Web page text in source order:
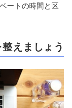
ートの時間と区
えましょう